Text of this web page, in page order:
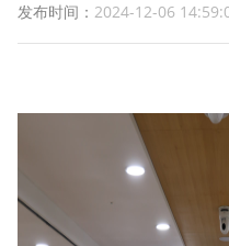
发布时间： 2024-12-06